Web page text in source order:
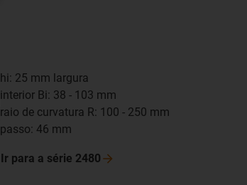
hi: 25 mm largura
interior Bi: 38 - 103 mm
raio de curvatura R: 100 - 250 mm
passo: 46 mm
Ir para a série 2480